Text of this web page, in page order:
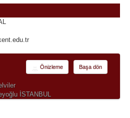
Başa dön
Önizleme
İSTANBUL